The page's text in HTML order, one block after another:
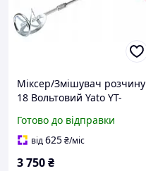
Міксер/Змішувач розчину
18 Вольтовий Yato YT-
Готово до відправки
від625₴/міс
3 750₴